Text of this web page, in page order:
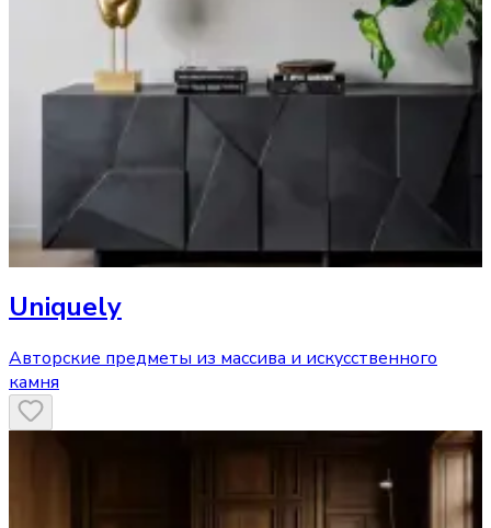
Uniquely
Авторские предметы из массива и искусственного
камня